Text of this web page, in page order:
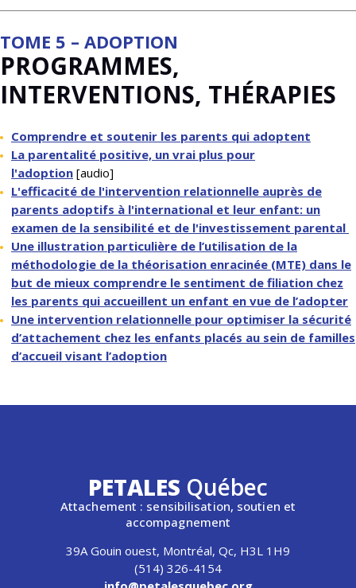
TOME 5 – ADOPTION
PROGRAMMES,
INTERVENTIONS, THÉRAPIES
Comprendre et soutenir les parents qui adoptent
La parentalité positive, un vrai plus pour
l'adoption [audio]
L'efficacité de l'intervention relationnelle auprès de
parents adoptifs à l'international et leur enfant: un
examen de la sensibilité et de l'investissement parental
Une illustration particulière de l’utilisation de la
méthodologie de la théorisation enracinée (MTE) dans le
but de mieux comprendre le sentiment de filiation chez
les parents qui accueillent un enfant en vue de l’adopter
Une intervention relationnelle pour optimiser la sécurité
d’attachement chez les enfants placés au sein de familles
d’accueil visant l’adoption
PETALES Québec
Attachement : sensibilisation, soutien et
accompagnement
39A Gouin ouest, Montréal, Qc, H3L 1H9
(514) 326-4154